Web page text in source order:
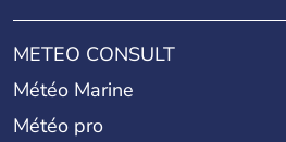
METEO CONSULT
Météo Marine
Météo pro